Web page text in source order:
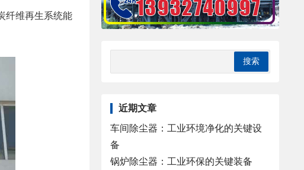
纤维再生系统能
近期文章
车间除尘器：工业环境净化的关键设
备
锅炉除尘器：工业环保的关键装备